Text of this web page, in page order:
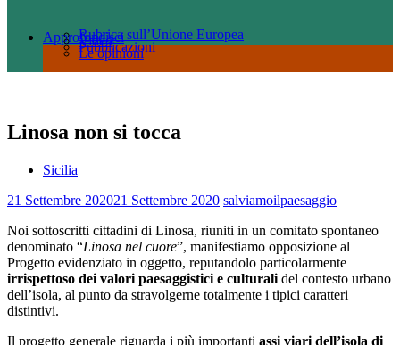
Approfondisci
Le opinioni
Pubblicazioni
Video
Rubrica sull’Unione Europea
Linosa non si tocca
Sicilia
21 Settembre 202021 Settembre 2020 salviamoilpaesaggio
Noi sottoscritti cittadini di Linosa, riuniti in un comitato spontaneo
denominato “Linosa nel cuore”, manifestiamo opposizione al
Progetto evidenziato in oggetto, reputandolo particolarmente
irrispettoso dei valori paesaggistici e culturali del contesto urbano
dell’isola, al punto da stravolgerne totalmente i tipici caratteri
distintivi.
Il progetto generale riguarda i più importanti assi viari dell’isola di